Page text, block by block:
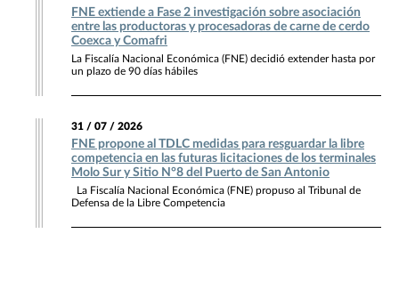
FNE extiende a Fase 2 investigación sobre asociación
entre las productoras y procesadoras de carne de cerdo
Coexca y Comafri
La Fiscalía Nacional Económica (FNE) decidió extender hasta por
un plazo de 90 días hábiles
31 / 07 / 2026
FNE propone al TDLC medidas para resguardar la libre
competencia en las futuras licitaciones de los terminales
Molo Sur y Sitio N°8 del Puerto de San Antonio
La Fiscalía Nacional Económica (FNE) propuso al Tribunal de
Defensa de la Libre Competencia